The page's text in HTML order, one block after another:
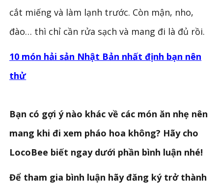
cắt miếng và làm lạnh trước. Còn mận, nho,
đào… thì chỉ cần rửa sạch và mang đi là đủ rồi.
10 món hải sản Nhật Bản nhất định bạn nên
thử
Bạn có gợi ý nào khác về các món ăn nhẹ nên
mang khi đi xem pháo hoa không? Hãy cho
LocoBee biết ngay dưới phần bình luận nhé!
Để tham gia bình luận hãy đăng ký trở thành